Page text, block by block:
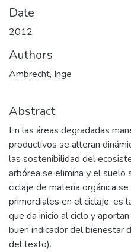
Date
2012
Authors
Ambrecht, Inge
Abstract
En las áreas degradadas
productivos se alteran
las sostenibilidad del
arbórea se elimina y el
ciclaje de materia orgánica
primordiales en el ciclaje, es
que da inicio al ciclo y
buen indicador del bienestar
del texto).